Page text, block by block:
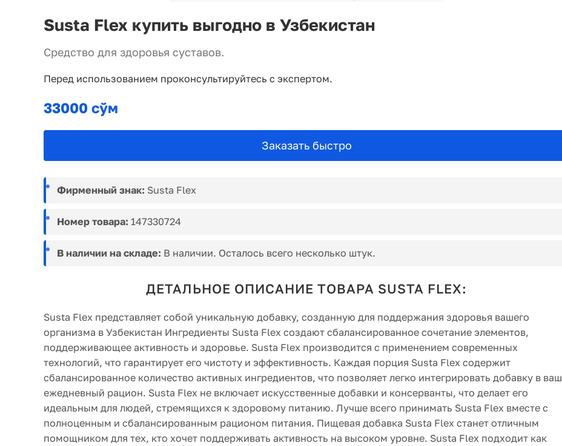
Susta Flex купить выгодно в Узбекистан
Средство для здоровья суставов.
Перед использованием проконсультируйтесь с экспертом.
33000 сўм
Заказать быстро
Фирменный знак: Susta Flex
Номер товара: 147330724
В наличии на складе: В наличии. Осталось всего несколько штук.
ДЕТАЛЬНОЕ ОПИСАНИЕ ТОВАРА SUSTA FLEX:
Susta Flex представляет собой уникальную добавку, созданную для поддержания здоровья вашего
организма в Узбекистан Ингредиенты Susta Flex создают сбалансированное сочетание элементов,
поддерживающее активность и здоровье. Susta Flex производится с применением современных
технологий, что гарантирует его чистоту и эффективность. Каждая порция Susta Flex содержит
сбалансированное количество активных ингредиентов, что позволяет легко интегрировать добавку в ваш
ежедневный рацион. Susta Flex не включает искусственные добавки и консерванты, что делает его
идеальным для людей, стремящихся к здоровому питанию. Лучше всего принимать Susta Flex вместе с
полноценным и сбалансированным рационом питания. Пищевая добавка Susta Flex станет отличным
помощником для тех, кто хочет поддерживать активность на высоком уровне. Susta Flex подходит как